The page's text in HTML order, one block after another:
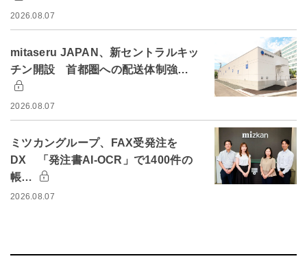
2026.08.07
mitaseru JAPAN、新セントラルキッ
チン開設 首都圏への配送体制強…
2026.08.07
ミツカングループ、FAX受発注を
DX 「発注書AI-OCR」で1400件の
帳…
2026.08.07